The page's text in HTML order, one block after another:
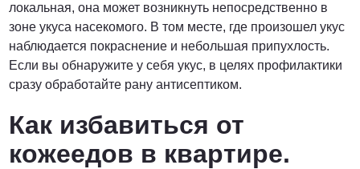
локальная, она может возникнуть непосредственно в
зоне укуса насекомого. В том месте, где произошел укус
наблюдается покраснение и небольшая припухлость.
Если вы обнаружите у себя укус, в целях профилактики
сразу обработайте рану антисептиком.
Как избавиться от
кожеедов в квартире.